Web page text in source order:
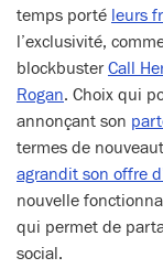
temps porté leurs
l’exclusivité,
blockbusterCall
Rogan. Choix qui
annonçant son
termes de
agrandit son offre
nouvelle
qui permet de
social.